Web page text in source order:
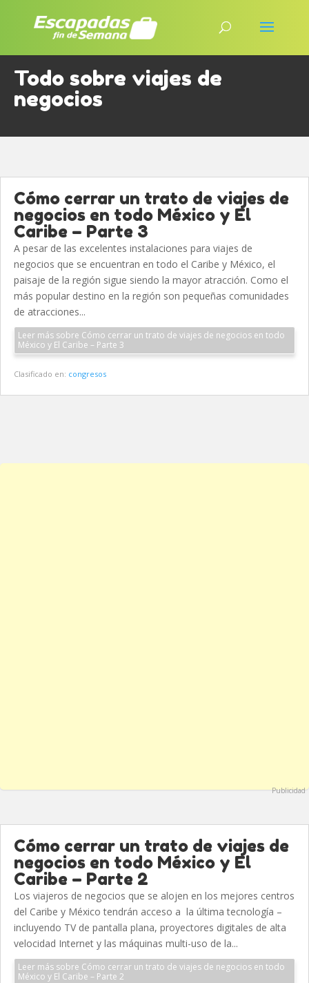
Todo sobre viajes de
negocios
Cómo cerrar un trato de viajes de
negocios en todo México y El
Caribe – Parte 3
A pesar de las excelentes instalaciones para viajes de
negocios que se encuentran en todo el Caribe y México, el
paisaje de la región sigue siendo la mayor atracción. Como el
más popular destino en la región son pequeñas comunidades
de atracciones...
Leer más sobre Cómo cerrar un trato de viajes de negocios en todo
México y El Caribe – Parte 3
Clasificado en: congresos
Publicidad
Cómo cerrar un trato de viajes de
negocios en todo México y El
Caribe – Parte 2
Los viajeros de negocios que se alojen en los mejores centros
del Caribe y México tendrán acceso a la última tecnología –
incluyendo TV de pantalla plana, proyectores digitales de alta
velocidad Internet y las máquinas multi-uso de la...
Leer más sobre Cómo cerrar un trato de viajes de negocios en todo
México y El Caribe – Parte 2